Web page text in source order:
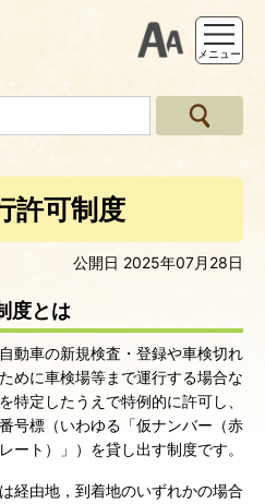
支援ツー
メニュー
許可制度
公開日 2025年07月28日
度とは
動車の新規検査・登録や車検切れ
めに車検場等まで運行する場合な
特定したうえで特例的に許可し、
号標（いわゆる「仮ナンバー（赤
ート）」）を貸し出す制度です。
経由地，到着地のいずれかの場合